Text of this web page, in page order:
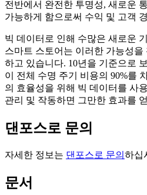
전반에서 완전한 투명성, 새로운
가능하게 함으로써 수익 및 고객
빅 데이터로 인해 수많은 새로운
스마트 스토어는 이러한 가능성을
하고 있습니다. 10년을 기준으로
이 전체 수명 주기 비용의 90%를
의 효율성을 위해 빅 데이터를 사
관리 및 작동하면 그만한 효과를
댄포스로 문의
자세한 정보는 댄포스로 문의 하십
문서